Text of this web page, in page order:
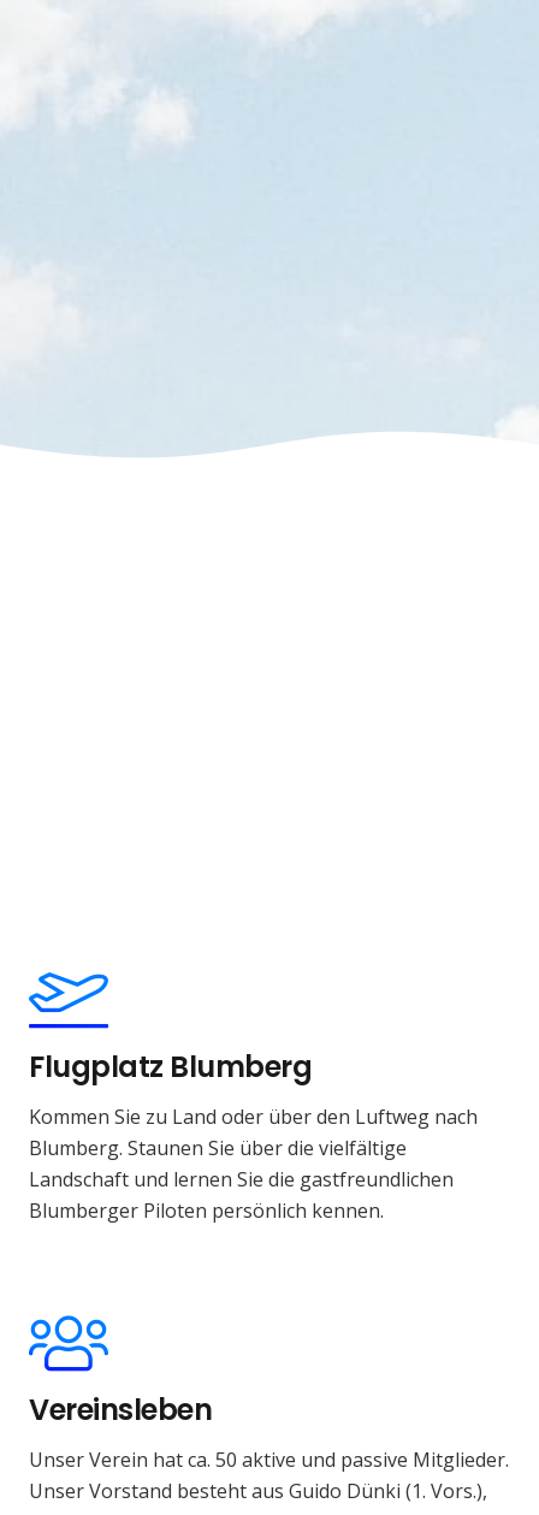
Flugplatz Blumberg
Kommen Sie zu Land oder über den Luftweg nach
Blumberg. Staunen Sie über die vielfältige
Landschaft und lernen Sie die gastfreundlichen
Blumberger Piloten persönlich kennen.
Vereinsleben
Unser Verein hat ca. 50 aktive und passive Mitglieder.
Unser Vorstand besteht aus Guido Dünki (1. Vors.),